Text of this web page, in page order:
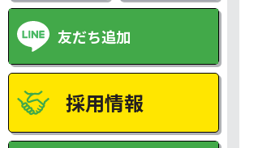
友だち追加
採用情報